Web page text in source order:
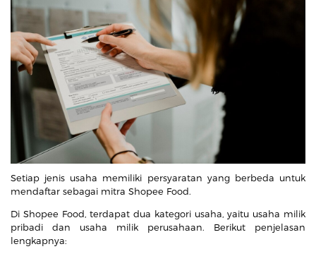
Setiap jenis usaha memiliki persyaratan yang berbeda untuk
mendaftar sebagai mitra Shopee Food.
Di Shopee Food, terdapat dua kategori usaha, yaitu usaha milik
pribadi dan usaha milik perusahaan. Berikut penjelasan
lengkapnya: